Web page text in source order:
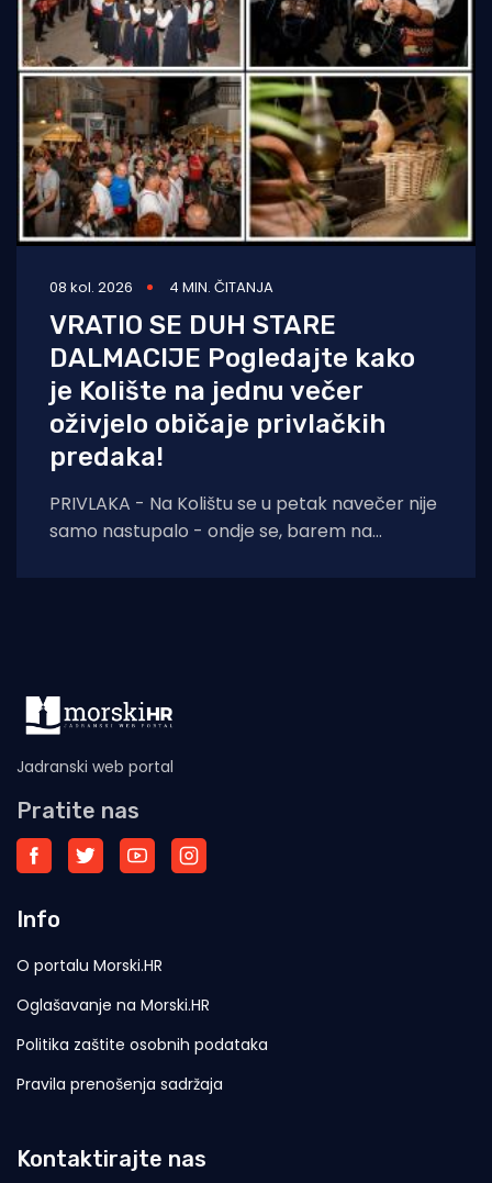
08 kol. 2026 4 MIN. ČITANJA
VRATIO SE DUH STARE
DALMACIJE Pogledajte kako
je Kolište na jednu večer
oživjelo običaje privlačkih
predaka!
PRIVLAKA - Na Kolištu se u petak navečer nije
samo nastupalo - ondje se, barem na
Jadranski web portal
Pratite nas
Info
O portalu Morski.HR
Oglašavanje na Morski.HR
Politika zaštite osobnih podataka
Pravila prenošenja sadržaja
Kontaktirajte nas